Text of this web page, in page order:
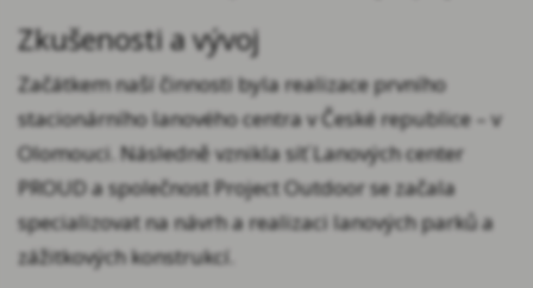
Zkušenosti a vývoj
Začátkem naší činnosti byla realizace prvního
stacionárního lanového centra v České republice – v
Olomouci. Následně vznikla síť Lanových center
PROUD a společnost Project Outdoor se začala
specializovat na návrh a realizaci lanových parků a
zážitkových konstrukcí.